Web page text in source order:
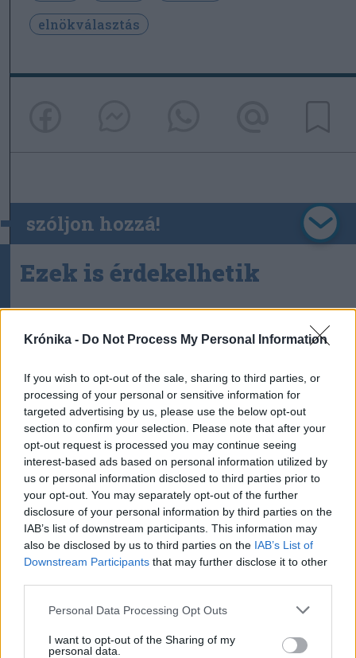
Krónika - Do Not Process My Personal Information
If you wish to opt-out of the sale, sharing to third parties, or
processing of your personal or sensitive information for
targeted advertising by us, please use the below opt-out
section to confirm your selection. Please note that after your
opt-out request is processed you may continue seeing
interest-based ads based on personal information utilized by
us or personal information disclosed to third parties prior to
your opt-out. You may separately opt-out of the further
disclosure of your personal information by third parties on the
IAB’s list of downstream participants. This information may
also be disclosed by us to third parties on the IAB’s List of
Downstream Participants that may further disclose it to other
Personal Data Processing Opt Outs
I want to opt-out of the Sharing of my
personal data.
elnökválasztás
szóljon hozzá!
Ezek is érdekelhetik
A Majka-ügy csak a jéghegy
magyar–magyar acsarkodást
Krónika
CNAIR: alaposan átveri a
romániai útdíjmatricát
vásárlókat egy magyarországi
portál
Székelyhon
Mentőhelikopterrel vitték
kórházba, miután kiemelték a